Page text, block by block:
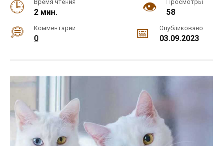
Время чтения
2 мин.
Просмотры
58
Комментарии
0
Опубликовано
03.09.2023